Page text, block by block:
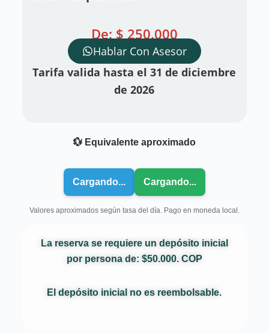
De: $ 250.000
Hablar Con Asesor
Tarifa valida hasta el 31 de diciembre
de 2026
💱 Equivalente aproximado
Cargando... Cargando...
Valores aproximados según tasa del día. Pago en moneda local.
La reserva se requiere un depósito inicial
por persona de: $50.000. COP
El depósito inicial no es reembolsable.